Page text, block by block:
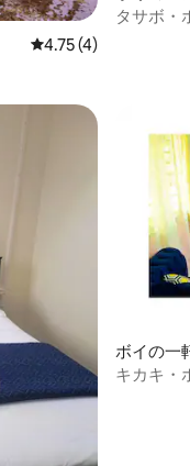
レビュー4件、5つ星
4.75 (4)
タサボ・
ボイの一
キカキ・